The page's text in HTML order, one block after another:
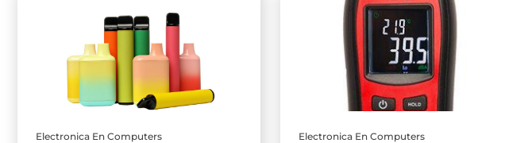
Electronica En Computers Electronica En Computers